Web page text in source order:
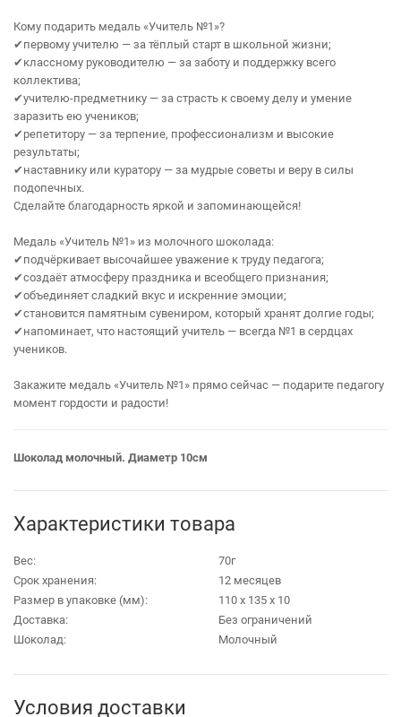
Кому подарить медаль «Учитель №1»?
✔первому учителю — за тёплый старт в школьной жизни;
✔классному руководителю — за заботу и поддержку всего
коллектива;
✔учителю‑предметнику — за страсть к своему делу и умение
заразить ею учеников;
✔репетитору — за терпение, профессионализм и высокие
результаты;
✔наставнику или куратору — за мудрые советы и веру в силы
подопечных.
Сделайте благодарность яркой и запоминающейся!
Медаль «Учитель №1» из молочного шоколада:
✔подчёркивает высочайшее уважение к труду педагога;
✔создаёт атмосферу праздника и всеобщего признания;
✔объединяет сладкий вкус и искренние эмоции;
✔становится памятным сувениром, который хранят долгие годы;
✔напоминает, что настоящий учитель — всегда №1 в сердцах
учеников.
Закажите медаль «Учитель №1» прямо сейчас — подарите педагогу
момент гордости и радости!
Шоколад молочный. Диаметр 10см
Характеристики товара
Вес:
70г
Срок хранения:
12 месяцев
Размер в упаковке (мм):
110 х 135 х 10
Доставка:
Без ограничений
Шоколад:
Молочный
Условия доставки